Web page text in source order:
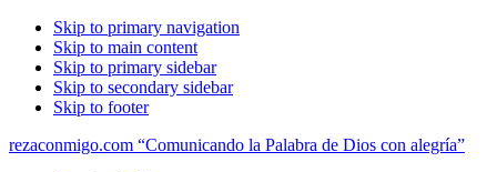
Skip to primary navigation
Skip to main content
Skip to primary sidebar
Skip to secondary sidebar
Skip to footer
rezaconmigo.com “Comunicando la Palabra de Dios con alegría”